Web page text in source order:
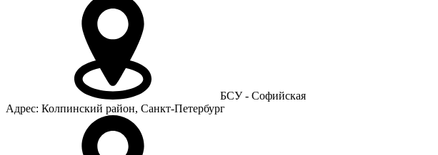
БСУ - Софийская
Адрес: Колпинский район, Санкт-Петербург